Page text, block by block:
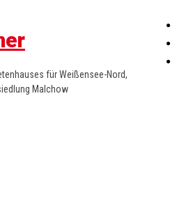
für Weißensee-Nord,
Malchow